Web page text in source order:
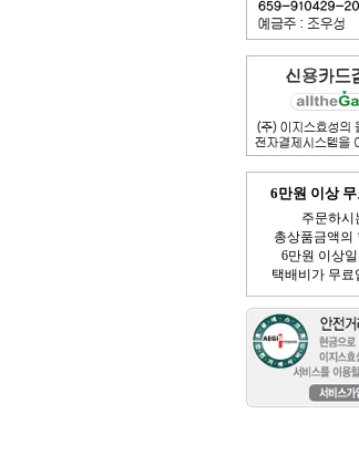
6만원 이상
주문하시
총상품금액의
6만원 이상
택배비가 무료